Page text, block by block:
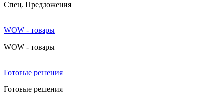
Cпец. Предложения
WOW - товары
WOW - товары
Готовые решения
Готовые решения